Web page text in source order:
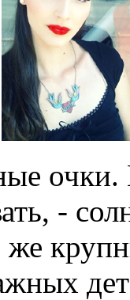
-
же